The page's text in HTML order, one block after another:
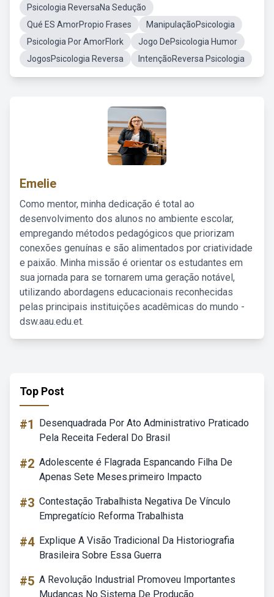
Psicologia ReversaNa Sedução
Qué ES AmorPropio Frases
ManipulaçãoPsicologia
Psicologia Por AmorFlork
Jogo DePsicologia Humor
JogosPsicologia Reversa
IntençãoReversa Psicologia
Emelie
Como mentor, minha dedicação é total ao
desenvolvimento dos alunos no ambiente escolar,
empregando métodos pedagógicos que priorizam
conexões genuínas e são alimentados por criatividade
e paixão. Minha missão é orientar os estudantes em
sua jornada para se tornarem uma geração notável,
utilizando abordagens educacionais reconhecidas
pelas principais instituições acadêmicas do mundo -
dsw.aau.edu.et.
Top Post
#1
Desenquadrada Por Ato Administrativo Praticado
Pela Receita Federal Do Brasil
#2 Adolescente é Flagrada Espancando Filha De
Apenas Sete Meses.primeiro Impacto
#3 Contestação Trabalhista Negativa De Vínculo
Empregatício Reforma Trabalhista
#4 Explique A Visão Tradicional Da Historiografia
Brasileira Sobre Essa Guerra
#5 A Revolução Industrial Promoveu Importantes
Mudanças No Sistema De Produção